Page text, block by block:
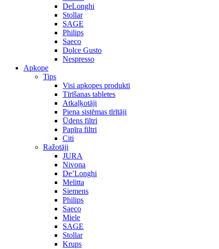
DeLonghi
Stollar
SAGE
Philips
Saeco
Dolce Gusto
Nespresso
Apkope
Tips
Visi apkopes produkti
Tīrīšanas tabletes
Atkaļķotāji
Piena sistēmas tīrītāji
Ūdens filtri
Papīra filtri
Citi
Ražotāji
JURA
Nivona
De’Longhi
Melitta
Siemens
Philips
Saeco
Miele
SAGE
Stollar
Krups